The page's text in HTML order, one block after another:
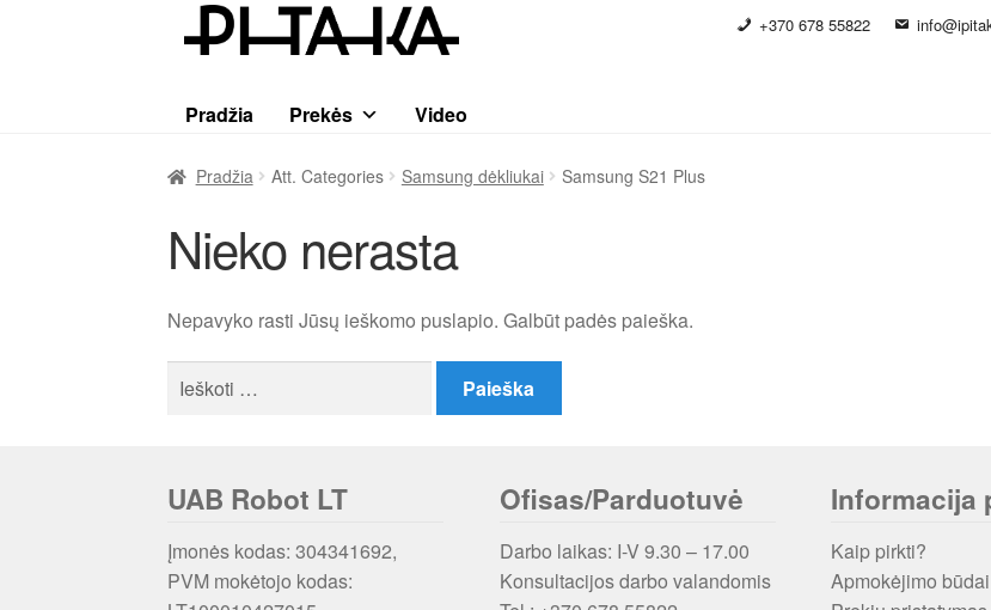
Pereiti
prie
Pereiti
prie
+370 678 55822
Pradžia Prekės Video
Pradžia Att. Categories Samsung dėkliukai Samsung S21 Plus
Nieko nerasta
Nepavyko rasti Jūsų ieškomo puslapio. Galbūt padės paieška.
Ieškoti:
UAB Robot LT
Įmonės kodas: 304341692,
PVM mokėtojo kodas:
Ofisas/Parduotuvė
Darbo laikas: I-V 9.30 – 17.00
Konsultacijos darbo valandomis
Informacija
Kaip pirkti?
Apmokėjimo būdai